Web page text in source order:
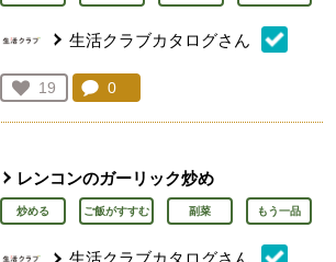
生活クラブカタログさん
お気に入り登録：
19
人が登録
コメント：
0
レンコンのガーリック炒め
炒める ご飯がすすむ 副菜 もう一品
生活クラブカタログさん